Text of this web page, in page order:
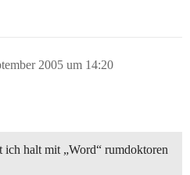
2005 um 14:20
ich halt mit „Word“ rumdoktoren